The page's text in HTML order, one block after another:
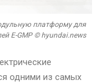
платформу для
E-GMP © hyundai.news
одними из самых